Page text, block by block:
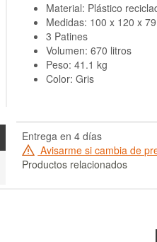
Material: Plástico
Medidas: 100 x 120 x
3 Patines
Volumen: 670 litros
Peso: 41.1 kg
Color: Gris
Entrega en 4 días
Avisarme si cambia de
Productos relacionados